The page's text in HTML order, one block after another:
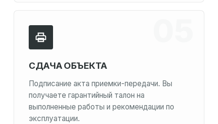
СДАЧА ОБЪЕКТА
Подписание акта приемки-передачи. Вы
получаете гарантийный талон на
выполненные работы и рекомендации по
эксплуатации.